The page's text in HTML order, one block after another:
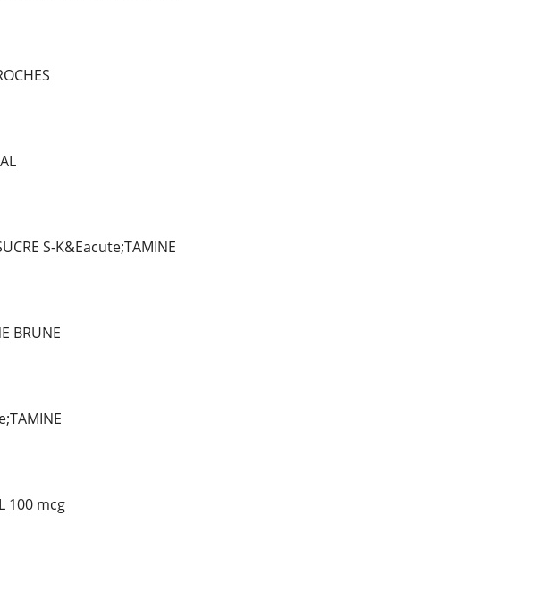
S-K&Eacute;TAMINE
BRUNE
100 mcg